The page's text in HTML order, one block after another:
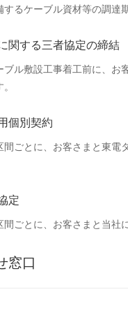
するケーブル資材等の調達
関する三者協定の締結
ブル敷設工事着工前に、お
個別契約
間ごとに、お客さまと東電
定
間ごとに、お客さまと当社
窓口